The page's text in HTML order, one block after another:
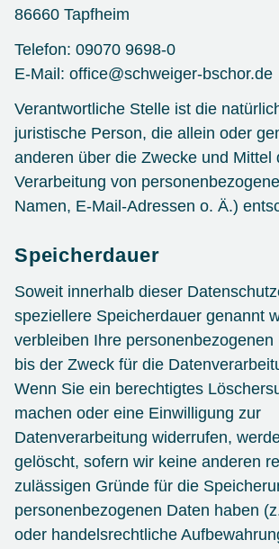
86660 Tapfheim
Telefon: 09070 9698-0
E-Mail: office@schweiger-bschor.de
Verantwortliche Stelle ist die
juristische Person, die allein oder
anderen über die Zwecke und Mittel
Verarbeitung von
Namen, E-Mail-Adressen o. Ä.)
Speicherdauer
Soweit innerhalb dieser
speziellere Speicherdauer genannt
verbleiben Ihre personenbezogenen
bis der Zweck für die
Wenn Sie ein berechtigtes
machen oder eine Einwilligung zur
Datenverarbeitung widerrufen,
gelöscht, sofern wir keine anderen
zulässigen Gründe für die
personenbezogenen Daten haben
oder handelsrechtliche